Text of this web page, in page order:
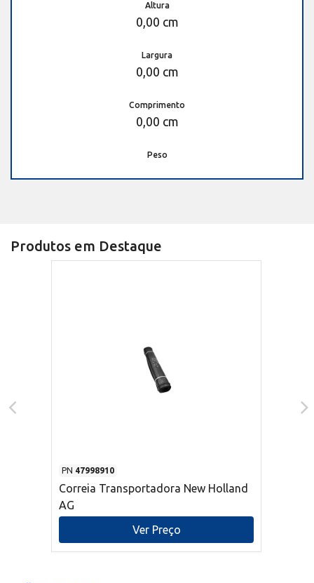
Altura
0,00 cm
Largura
0,00 cm
Comprimento
0,00 cm
Peso
Produtos em Destaque
PN 47998910
Correia Transportadora New Holland
AG
Ver Preço